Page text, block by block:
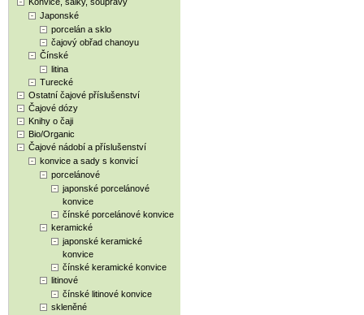
Japonské
porcelán a sklo
čajový obřad chanoyu
Čínské
litina
Turecké
Ostatní čajové příslušenství
Čajové dózy
Knihy o čaji
Bio/Organic
Čajové nádobí a příslušenství
konvice a sady s konvicí
porcelánové
japonské porcelánové
konvice
čínské porcelánové konvice
keramické
japonské keramické
konvice
čínské keramické konvice
litinové
čínské litinové konvice
skleněné